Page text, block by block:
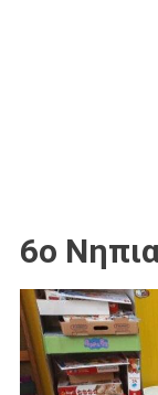
6ο